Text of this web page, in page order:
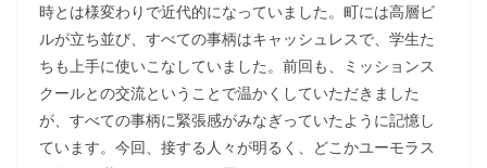
時とは様変わりで近代的になっていました。町には高層ビ
ルが立ち並び、すべての事柄はキャッシュレスで、学生た
ちも上手に使いこなしていました。前回も、ミッションス
クールとの交流ということで温かくしていただきました
が、すべての事柄に緊張感がみなぎっていたように記憶し
ています。今回、接する人々が明るく、どこかユーモラス